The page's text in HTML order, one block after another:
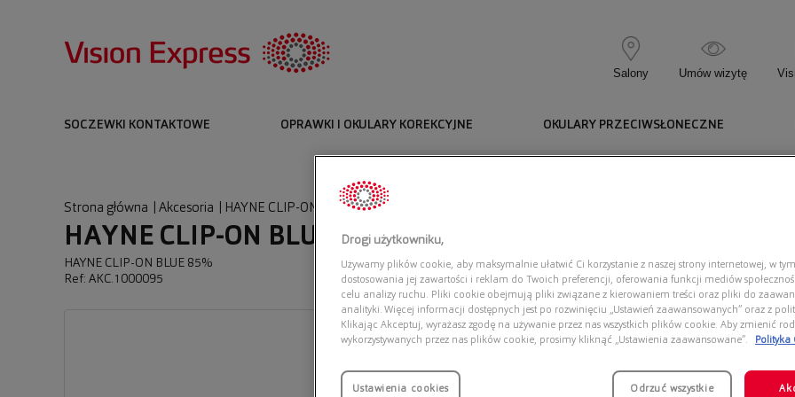
Salony Umów wizytę
SOCZEWKI KONTAKTOWE OPRAWKI I OKULARY KOREKCYJNE OKULARY PRZECIWSŁONECZNE
Strona główna Akcesoria HAYNE CLIP-ON BLUE 85%
HAYNE CLIP-ON BLUE 85%
HAYNE CLIP-ON BLUE 85%
Ref: AKC.1000095
Drogi użytkowniku,
Używamy plików cookie, aby maksymalnie ułatwić Ci korzystanie z naszej strony internetowej, w
dostosowania jej zawartości i reklam do Twoich preferencji, oferowania funkcji mediów
celu analizy ruchu. Pliki cookie obejmują pliki związane z kierowaniem treści oraz pliki do
analityki. Więcej informacji dostępnych jest po rozwinięciu „Ustawień zaawansowanych” oraz z
Klikając Akceptuj, wyrażasz zgodę na używanie przez nas wszystkich plików cookie. Aby zmienić
wykorzystywanych przez nas plików cookie, prosimy kliknąć „Ustawienia zaawansowane”.
Polityka
Ustawienia cookies Odrzuć wszystkie